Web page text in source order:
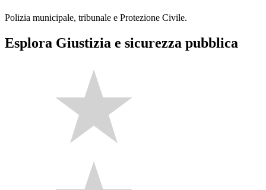
Polizia municipale, tribunale e Protezione Civile.
Esplora Giustizia e sicurezza pubblica